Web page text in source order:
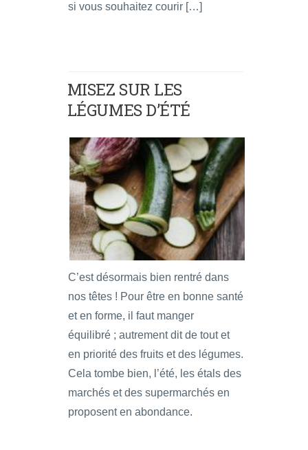
si vous souhaitez courir […]
MISEZ SUR LES
LÉGUMES D’ÉTÉ
C’est désormais bien rentré dans
nos têtes ! Pour être en bonne santé
et en forme, il faut manger
équilibré ; autrement dit de tout et
en priorité des fruits et des légumes.
Cela tombe bien, l’été, les étals des
marchés et des supermarchés en
proposent en abondance.